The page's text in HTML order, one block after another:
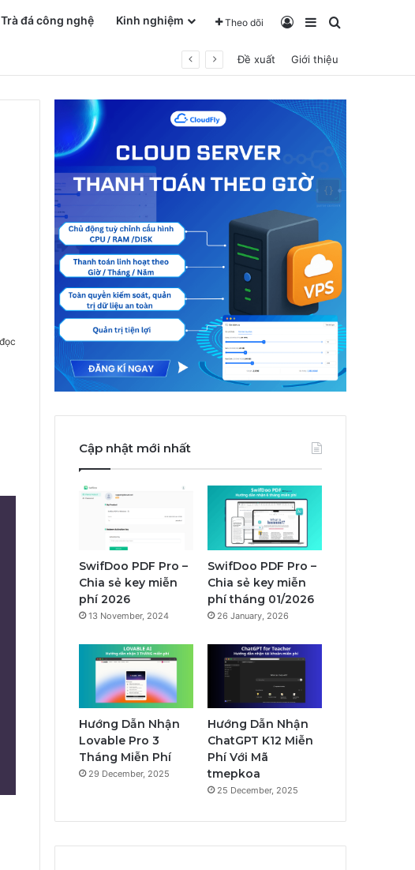
Trà đá công nghệ Kinh nghiệm Theo dõi Log InSidebar
Đề xuất Giới thiệu
Cập nhật mới nhất
SwifDoo PDF Pro –
Chia sẻ key miễn
phí 2026
13 November, 2024
SwifDoo PDF Pro –
Chia sẻ key miễn
phí tháng 01/2026
26 January, 2026
Hướng Dẫn Nhận
Lovable Pro 3
Tháng Miễn Phí
29 December, 2025
Hướng Dẫn Nhận
ChatGPT K12 Miễn
Phí Với Mã
tmepkoa
25 December, 2025